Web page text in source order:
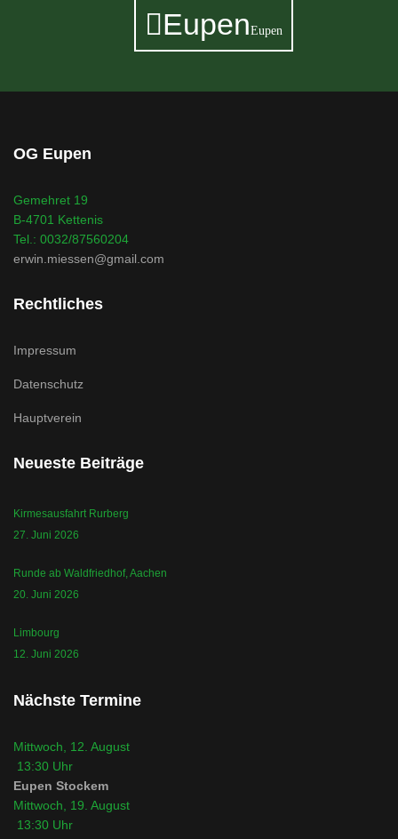
EupenEupen
OG Eupen
Gemehret 19
B-4701 Kettenis
Tel.: 0032/87560204
erwin.miessen@gmail.com
Rechtliches
Impressum
Datenschutz
Hauptverein
Neueste Beiträge
Kirmesausfahrt Rurberg
27. Juni 2026
Runde ab Waldfriedhof, Aachen
20. Juni 2026
Limbourg
12. Juni 2026
Nächste Termine
Mittwoch, 12. August
13:30 Uhr
Eupen Stockem
Mittwoch, 19. August
13:30 Uhr